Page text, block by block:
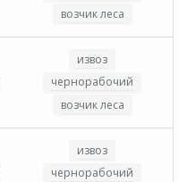
возчик леса
извоз
чернорабочий
возчик леса
извоз
чернорабочий